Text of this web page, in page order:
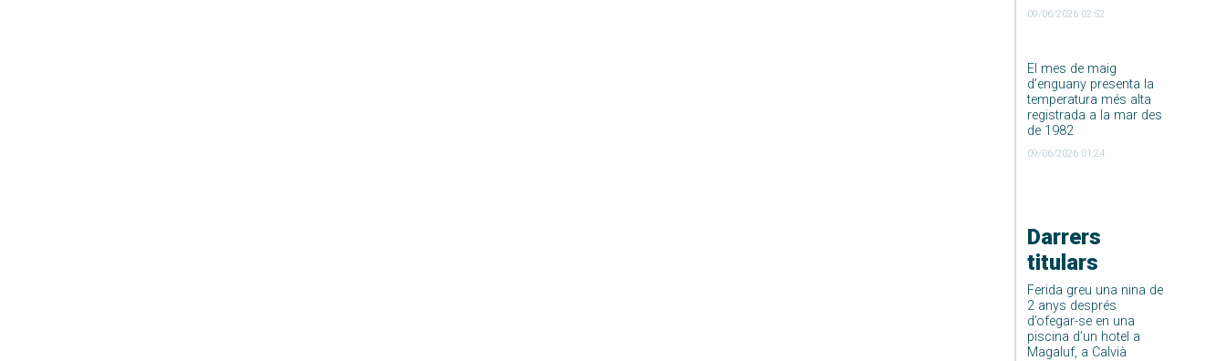
09/06/2026 02:52
El mes de maig
d’enguany presenta la
temperatura més alta
registrada a la mar des
de 1982
09/06/2026 01:24
Darrers
titulars
Ferida greu una nina de
2 anys després
d’ofegar-se en una
piscina d’un hotel a
Magaluf, a Calvià